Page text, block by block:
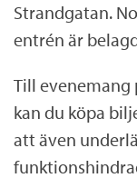
Strandgatan.
entrén är
Till evenemang
kan du köpa
att även